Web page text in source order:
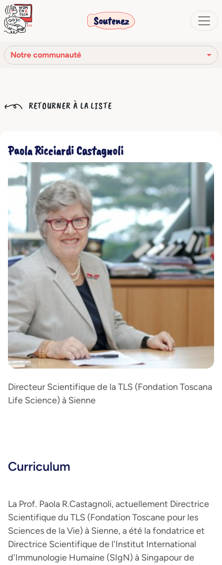
Soutenez
Notre communauté
Notre histoire
Notre communauté
Les organes sociaux
Code Éthique
RETOURNER À LA LISTE
Paola Ricciardi Castagnoli
Directeur Scientifique de la TLS (Fondation Toscana
Life Science) à Sienne
Curriculum
La Prof. Paola R.Castagnoli, actuellement Directrice
Scientifique du TLS (Fondation Toscane pour les
Sciences de la Vie) à Sienne, a été la fondatrice et
Directrice Scientifique de l'Institut International
d'Immunologie Humaine (SIgN) à Singapour de